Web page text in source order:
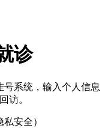
诊
系统，输入个人信息
访。
安全）